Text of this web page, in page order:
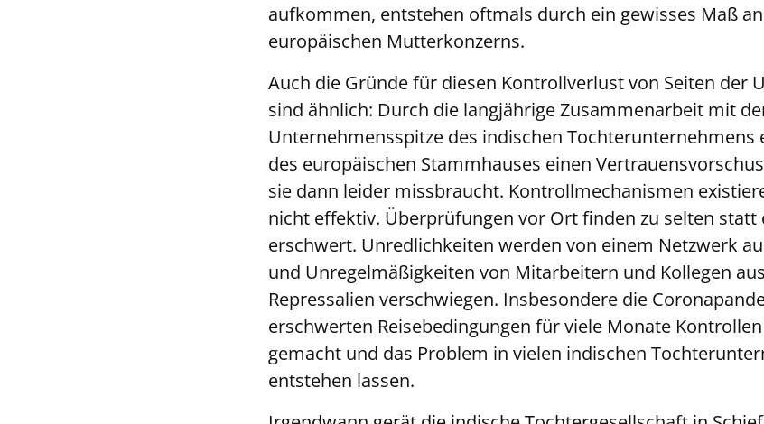
aufkommen, entstehen oftmals durch ein gewisses Maß
europäischen Mutterkonzerns.
Auch die Gründe für diesen Kontrollverlust von Seiten der
sind ähnlich: Durch die langjährige Zusammenarbeit mit
Unternehmensspitze des indischen Tochterunternehmens
des europäischen Stammhauses einen
sie dann leider missbraucht. Kontrollmechanismen
nicht effektiv. Überprüfungen vor Ort finden zu selten statt
erschwert. Unredlichkeiten werden von einem Netzwerk
und Unregelmäßigkeiten von Mitarbeitern und Kollegen
Repressalien verschwiegen. Insbesondere die
erschwerten Reisebedingungen für viele Monate
gemacht und das Problem in vielen indischen
entstehen lassen.